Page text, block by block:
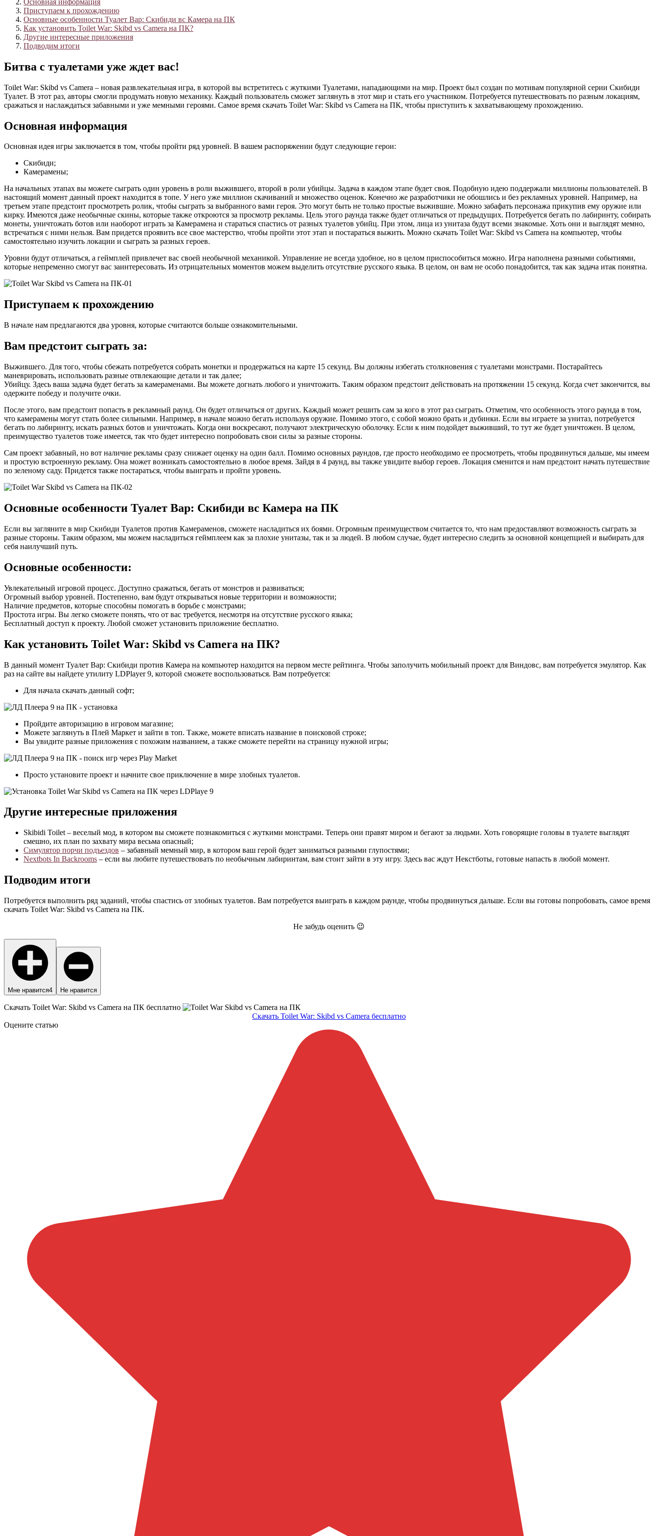
Приступаем к прохождению
Основные особенности Туалет Вар: Скибиди вс Камера на ПК
Как установить Toilet War: Skibd vs Camera на ПК?
Другие интересные приложения
Подводим итоги
Битва с туалетами уже ждет вас!
Toilet War: Skibd vs Camera – новая развлекательная игра, в которой вы встретитесь с жуткими Туалетами, нападающими на мир. Проект был создан по мотивам популярной серии Скибиди
Туалет. В этот раз, авторы смогли продумать новую механику. Каждый пользователь сможет заглянуть в этот мир и стать его участником. Потребуется путешествовать по разным локациям,
сражаться и наслаждаться забавными и уже мемными героями. Самое время скачать Toilet War: Skibd vs Camera на ПК, чтобы приступить к захватывающему прохождению.
Основная информация
Основная идея игры заключается в том, чтобы пройти ряд уровней. В вашем распоряжении будут следующие герои:
Скибиди;
Камерамены;
На начальных этапах вы можете сыграть один уровень в роли выжившего, второй в роли убийцы. Задача в каждом этапе будет своя. Подобную идею поддержали миллионы пользователей. В
настоящий момент данный проект находится в топе. У него уже миллион скачиваний и множество оценок. Конечно же разработчики не обошлись и без рекламных уровней. Например, на
третьем этапе предстоит просмотреть ролик, чтобы сыграть за выбранного вами героя. Это могут быть не только простые выжившие. Можно забафать персонажа прикупив ему оружие или
кирку. Имеются даже необычные скины, которые также откроются за просмотр рекламы. Цель этого раунда также будет отличаться от предыдущих. Потребуется бегать по лабиринту, собирать
монеты, уничтожать ботов или наоборот играть за Камерамена и стараться спастись от разных туалетов убийц. При этом, лица из унитаза будут всеми знакомые. Хоть они и выглядят мемно,
встречаться с ними нельзя. Вам придется проявить все свое мастерство, чтобы пройти этот этап и постараться выжить. Можно скачать Toilet War: Skibd vs Camera на компьютер, чтобы
самостоятельно изучить локации и сыграть за разных героев.
Уровни будут отличаться, а геймплей привлечет вас своей необычной механикой. Управление не всегда удобное, но в целом приспособиться можно. Игра наполнена разными событиями,
которые непременно смогут вас заинтересовать. Из отрицательных моментов можем выделить отсутствие русского языка. В целом, он вам не особо понадобится, так как задача итак понятна.
Приступаем к прохождению
В начале нам предлагаются два уровня, которые считаются больше ознакомительными.
Вам предстоит сыграть за:
Выжившего. Для того, чтобы сбежать потребуется собрать монетки и продержаться на карте 15 секунд. Вы должны избегать столкновения с туалетами монстрами. Постарайтесь
маневрировать, использовать разные отвлекающие детали и так далее;
Убийцу. Здесь ваша задача будет бегать за камераменами. Вы можете догнать любого и уничтожить. Таким образом предстоит действовать на протяжении 15 секунд. Когда счет закончится, вы
одержите победу и получите очки.
После этого, вам предстоит попасть в рекламный раунд. Он будет отличаться от других. Каждый может решить сам за кого в этот раз сыграть. Отметим, что особенность этого раунда в том,
что камерамены могут стать более сильными. Например, в начале можно бегать используя оружие. Помимо этого, с собой можно брать и дубинки. Если вы играете за унитаз, потребуется
бегать по лабиринту, искать разных ботов и уничтожать. Когда они воскресают, получают электрическую оболочку. Если к ним подойдет выживший, то тут же будет уничтожен. В целом,
преимущество туалетов тоже имеется, так что будет интересно попробовать свои силы за разные стороны.
Сам проект забавный, но вот наличие рекламы сразу снижает оценку на один балл. Помимо основных раундов, где просто необходимо ее просмотреть, чтобы продвинуться дальше, мы имеем
и простую встроенную рекламу. Она может возникать самостоятельно в любое время. Зайдя в 4 раунд, вы также увидите выбор героев. Локация сменится и нам предстоит начать путешествие
по зеленому саду. Придется также постараться, чтобы выиграть и пройти уровень.
Основные особенности Туалет Вар: Скибиди вс Камера на ПК
Если вы загляните в мир Скибиди Туалетов против Камераменов, сможете насладиться их боями. Огромным преимуществом считается то, что нам предоставляют возможность сыграть за
разные стороны. Таким образом, мы можем насладиться геймплеем как за плохие унитазы, так и за людей. В любом случае, будет интересно следить за основной концепцией и выбирать для
себя наилучший путь.
Основные особенности:
Увлекательный игровой процесс. Доступно сражаться, бегать от монстров и развиваться;
Огромный выбор уровней. Постепенно, вам будут открываться новые территории и возможности;
Наличие предметов, которые способны помогать в борьбе с монстрами;
Простота игры. Вы легко сможете понять, что от вас требуется, несмотря на отсутствие русского языка;
Бесплатный доступ к проекту. Любой сможет установить приложение бесплатно.
Как установить Toilet War: Skibd vs Camera на ПК?
В данный момент Туалет Вар: Скибиди против Камера на компьютер находится на первом месте рейтинга. Чтобы заполучить мобильный проект для Виндовс, вам потребуется эмулятор. Как
раз на сайте вы найдете утилиту LDPlayer 9, которой сможете воспользоваться. Вам потребуется:
Для начала скачать данный софт;
Пройдите авторизацию в игровом магазине;
Можете заглянуть в Плей Маркет и зайти в топ. Также, можете вписать название в поисковой строке;
Вы увидите разные приложения с похожим названием, а также сможете перейти на страницу нужной игры;
Просто установите проект и начните свое приключение в мире злобных туалетов.
Другие интересные приложения
Skibidi Toilet – веселый мод, в котором вы сможете познакомиться с жуткими монстрами. Теперь они правят миром и бегают за людьми. Хоть говорящие головы в туалете выглядят
смешно, их план по захвату мира весьма опасный;
Симулятор порчи подъездов – забавный мемный мир, в котором ваш герой будет заниматься разными глупостями;
Nextbots In Backrooms – если вы любите путешествовать по необычным лабиринтам, вам стоит зайти в эту игру. Здесь вас ждут Некстботы, готовые напасть в любой момент.
Подводим итоги
Потребуется выполнить ряд заданий, чтобы спастись от злобных туалетов. Вам потребуется выиграть в каждом раунде, чтобы продвинуться дальше. Если вы готовы попробовать, самое время
скачать Toilet War: Skibd vs Camera на ПК.
Не забудь оценить 😉
Мне нравится4 Не нравится
Скачать Toilet War: Skibd vs Camera на ПК бесплатно
Скачать Toilet War: Skibd vs Camera бесплатно
Оцените статью